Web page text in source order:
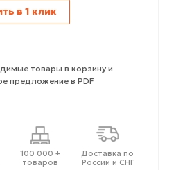
в 1 клик
товары в корзину и
предложение в PDF
100 000 +
товаров
Доставка по
России и СНГ